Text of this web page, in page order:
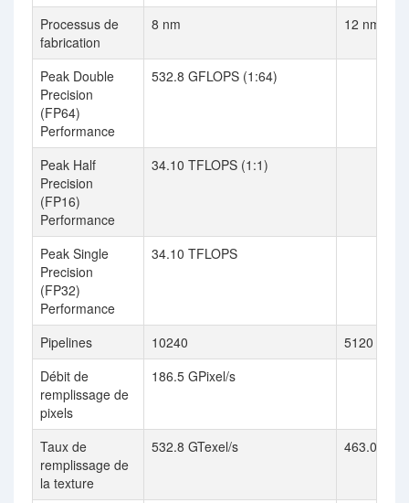
Processus de
fabrication
8 nm 12 nm
Peak Double
Precision
(FP64)
Performance
532.8 GFLOPS (1:64)
Peak Half
Precision
(FP16)
Performance
34.10 TFLOPS (1:1)
Peak Single
Precision
(FP32)
Performance
34.10 TFLOPS
Pipelines 10240
5120
Débit de
remplissage de
pixels
186.5 GPixel/s
Taux de
remplissage de
la texture
532.8 GTexel/s 463.0